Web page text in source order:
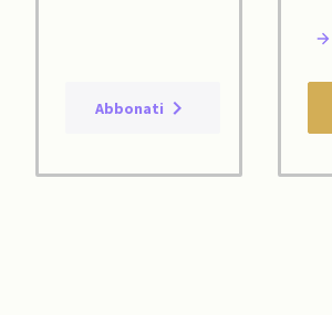
Abbonati